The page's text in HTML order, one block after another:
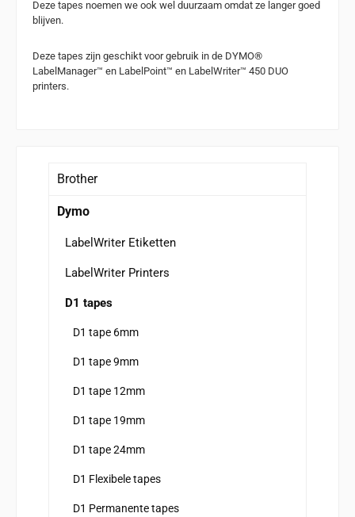
Deze tapes noemen we ook wel duurzaam omdat ze langer goed
blijven.
Deze tapes zijn geschikt voor gebruik in de DYMO®
LabelManager™ en LabelPoint™ en LabelWriter™ 450 DUO
printers.
Brother
Dymo
LabelWriter Etiketten
LabelWriter Printers
D1 tapes
D1 tape 6mm
D1 tape 9mm
D1 tape 12mm
D1 tape 19mm
D1 tape 24mm
D1 Flexibele tapes
D1 Permanente tapes